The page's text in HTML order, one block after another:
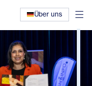
Über uns